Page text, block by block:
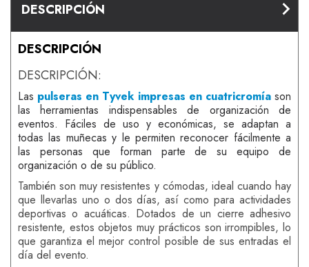
DESCRIPCIÓN
DESCRIPCIÓN
DESCRIPCIÓN:
Las pulseras en Tyvek impresas en cuatricromíason
las herramientas indispensables de organización de
eventos. Fáciles de uso y económicas, se adaptan a
todas las muñecas y le permiten reconocer fácilmente a
las personas que forman parte de su equipo de
organización o de su público.
También son muy resistentes y cómodas, ideal cuando hay
que llevarlas uno o dos días, así como para actividades
deportivas o acuáticas. Dotados de un cierre adhesivo
resistente, estos objetos muy prácticos son irrompibles, lo
que garantiza el mejor control posible de sus entradas el
día del evento.